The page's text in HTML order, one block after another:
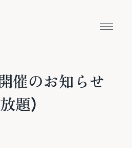
メニ
催のお知らせ
題）